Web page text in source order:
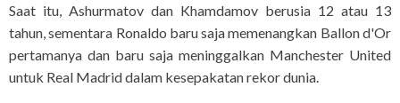
Saat itu, Ashurmatov dan Khamdamov berusia 12 atau 13
tahun, sementara Ronaldo baru saja memenangkan Ballon d'Or
pertamanya dan baru saja meninggalkan Manchester United
untuk Real Madrid dalam kesepakatan rekor dunia.